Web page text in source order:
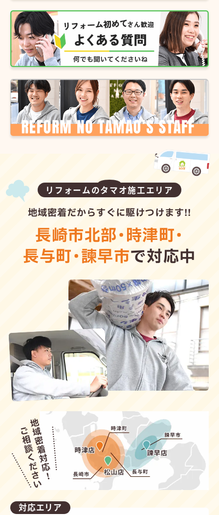
リフォームのタマオ施工エリア
地域密着だからすぐに駆けつけます!!
長崎市北部・時津町・
長与町・諫早市で対応中
対応エリア